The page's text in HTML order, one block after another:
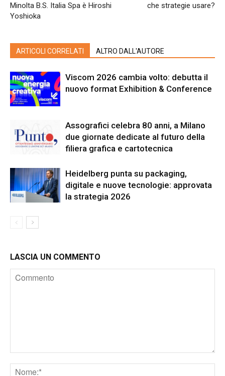
Minolta B.S. Italia Spa è Hiroshi
Yoshioka
che strategie usare?
ARTICOLI CORRELATI ALTRO DALL'AUTORE
Viscom 2026 cambia volto: debutta il
nuovo format Exhibition & Conference
Assografici celebra 80 anni, a Milano
due giornate dedicate al futuro della
filiera grafica e cartotecnica
Heidelberg punta su packaging,
digitale e nuove tecnologie: approvata
la strategia 2026
LASCIA UN COMMENTO